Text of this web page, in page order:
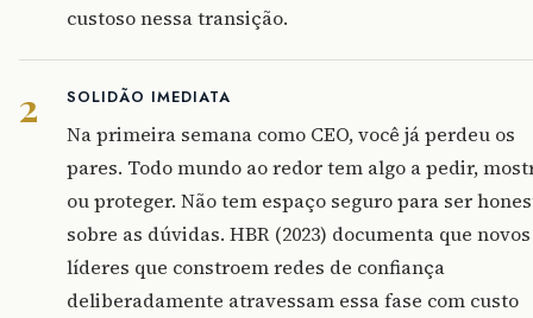
custoso nessa transição.
2 SOLIDÃO IMEDIATA
Na primeira semana como CEO, você já perdeu os
pares. Todo mundo ao redor tem algo a pedir,
ou proteger. Não tem espaço seguro para ser
sobre as dúvidas. HBR (2023) documenta que novos
líderes que constroem redes de confiança
deliberadamente atravessam essa fase com custo